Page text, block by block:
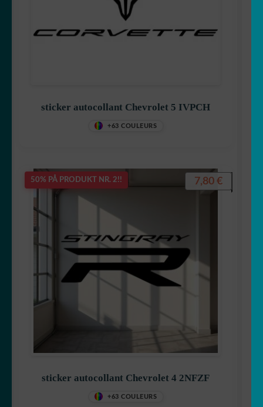
sticker autocollant Chevrolet 5 IVPCH
+63 COULEURS
50% PÅ PRODUKT NR. 2!!
sticker autocollant Chevrolet 4 2NFZF
+63 COULEURS
7,80 €